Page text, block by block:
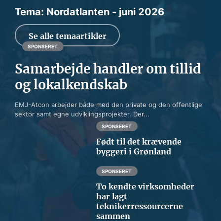
Tema: Nordatlanten - juni 2026
Se alle temaartikler
SPONSERET
Samarbejde handler om tillid
og lokalkendskab
EMJ-Atcon arbejder både med den private og den offentlige
sektor samt egne udviklingsprojekter. Der...
SPONSERET
Født til det krævende
byggeri i Grønland
SPONSERET
To kendte virksomheder
har lagt
teknikerressourcerne
sammen